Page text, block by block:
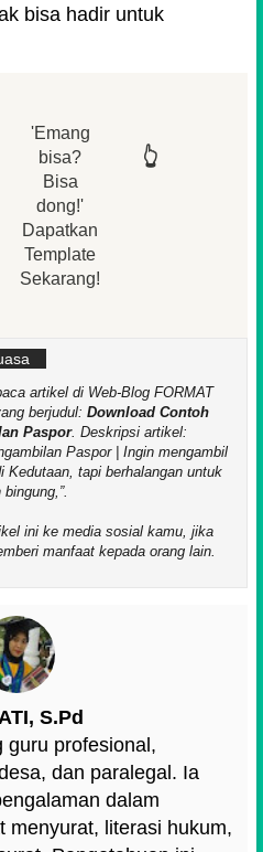
bisa hadir untuk
'Emang
bisa?
Bisa
dong!'
Dapatkan
Template
Sekarang!
👆
artikel di Web-Blog FORMAT
berjudul: Download Contoh
Paspor. Deskripsi artikel:
Paspor | Ingin mengambil
Kedutaan, tapi berhalangan untuk
.
ini ke media sosial kamu, jika
manfaat kepada orang lain.
S.Pd
guru profesional,
dan paralegal. Ia
dalam
menyurat, literasi hukum,